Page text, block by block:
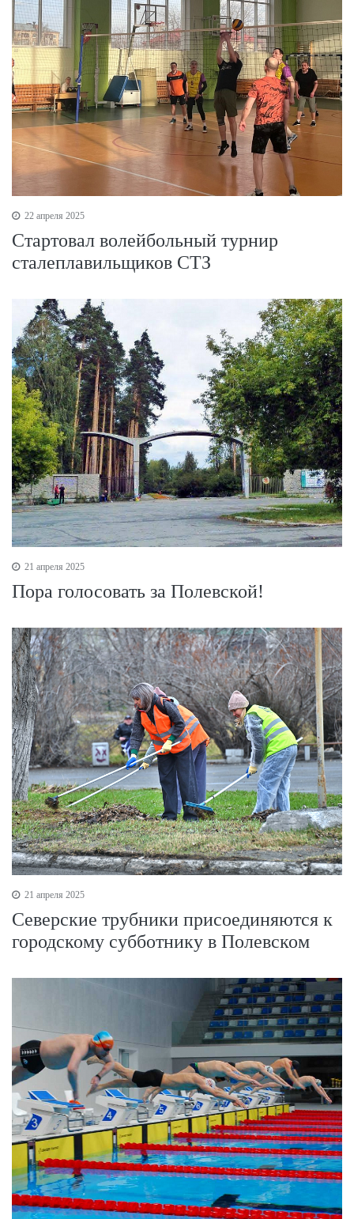
22 апреля 2025
Стартовал волейбольный турнир
сталеплавильщиков СТЗ
21 апреля 2025
Пора голосовать за Полевской!
21 апреля 2025
Северские трубники присоединяются к
городскому субботнику в Полевском